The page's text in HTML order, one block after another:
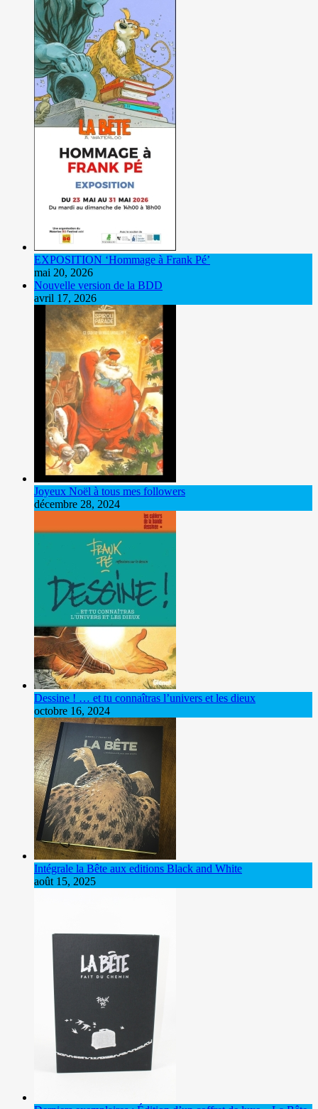
EXPOSITION ‘Hommage à Frank Pé’
mai 20, 2026
Nouvelle version de la BDD
avril 17, 2026
Joyeux Noël à tous mes followers
décembre 28, 2024
Dessine ! … et tu connaîtras l’univers et les dieux
octobre 16, 2024
Intégrale la Bête aux editions Black and White
août 15, 2025